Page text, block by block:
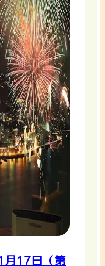
月17日（第